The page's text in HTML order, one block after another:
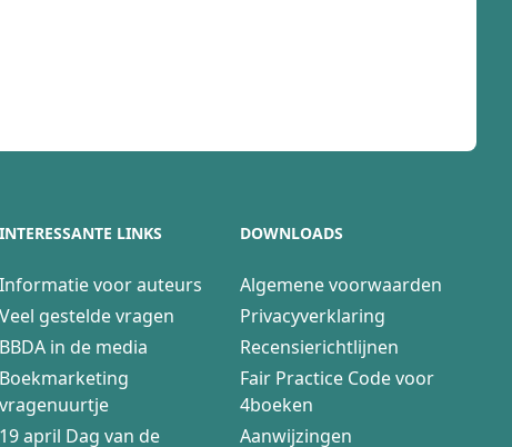
INTERESSANTE LINKS
Informatie voor auteurs
Veel gestelde vragen
BBDA in de media
Boekmarketing
vragenuurtje
19 april Dag van de
DOWNLOADS
Algemene voorwaarden
Privacyverklaring
Recensierichtlijnen
Fair Practice Code voor
4boeken
Aanwijzingen